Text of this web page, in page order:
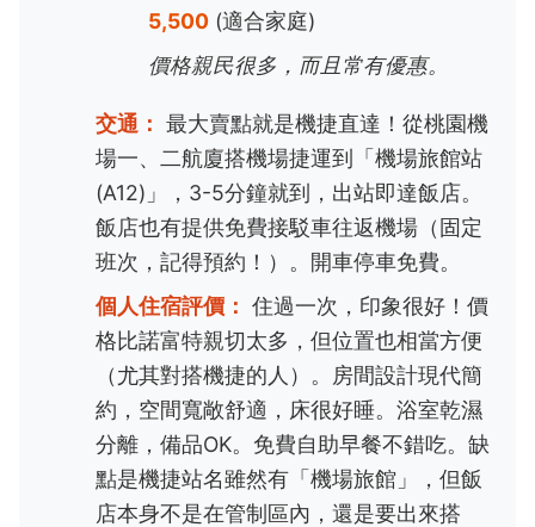
5,500 (適合家庭)
價格親民很多，而且常有優惠。
交通： 最大賣點就是機捷直達！從桃園機
場一、二航廈搭機場捷運到「機場旅館站
(A12)」，3-5分鐘就到，出站即達飯店。
飯店也有提供免費接駁車往返機場（固定
班次，記得預約！）。開車停車免費。
個人住宿評價： 住過一次，印象很好！價
格比諾富特親切太多，但位置也相當方便
（尤其對搭機捷的人）。房間設計現代簡
約，空間寬敞舒適，床很好睡。浴室乾濕
分離，備品OK。免費自助早餐不錯吃。缺
點是機捷站名雖然有「機場旅館」，但飯
店本身不是在管制區內，還是要出來搭